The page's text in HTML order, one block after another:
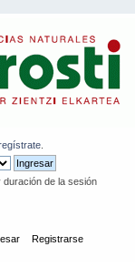
de la sesión
Registrarse